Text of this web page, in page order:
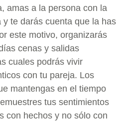
amas a la persona con la
te darás cuenta que la has
este motivo, organizarás
cenas y salidas
cuales podrás vivir
con tu pareja. Los
mantengas en el tiempo
tus sentimientos
con hechos y no sólo con